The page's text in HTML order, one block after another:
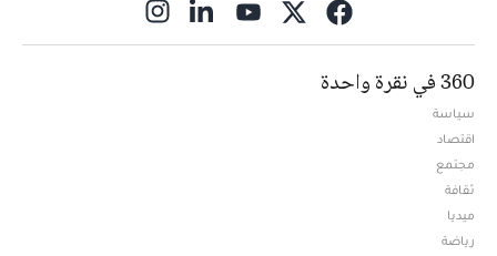
360 في نقرة واحدة
سياسة
اقتصاد
مجتمع
ثقافة
ميديا
رياضة